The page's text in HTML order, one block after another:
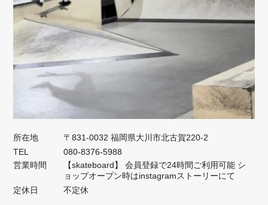
所在地
〒831-0032 福岡県大川市北古賀220-2
TEL
080-8376-5988
営業時間
【skateboard】 会員登録で24時間ご利用可能 シ
ョップオープン時はinstagramストーリーにて
定休日
不定休